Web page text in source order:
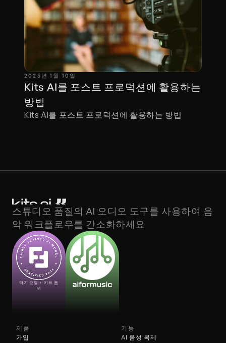
2025년 1월 10일
Kits AI를 포스트 프로덕션에 활용하는
방법
Kits AI를 포스트 프로덕션에 활용하는 방법
스튜디오 품질의 AI 오디오 도구를 사용하여 음
악 워크플로우를 간소화하세요
악기 모델 + 키트 음
색
제품
가입
기능
AI 음성 복제